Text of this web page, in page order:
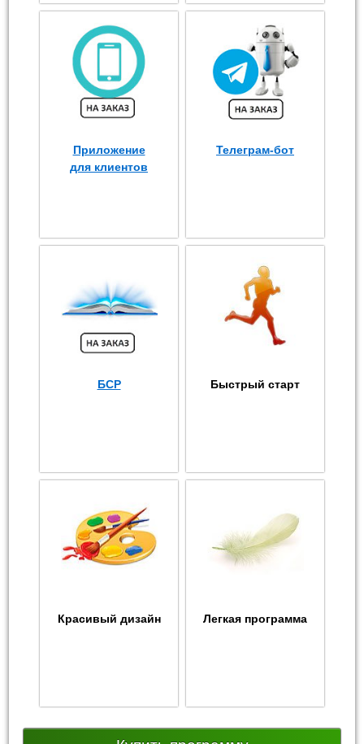
Приложение
для клиентов
Телеграм-бот
БСР Быстрый старт
Красивый дизайн Легкая программа